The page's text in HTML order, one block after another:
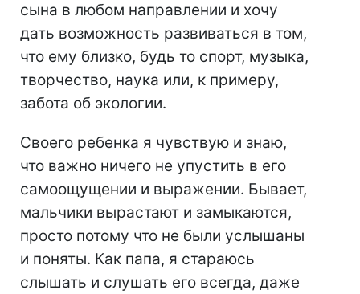
сына в любом направлении и хочу
дать возможность развиваться в том,
что ему близко, будь то спорт, музыка,
творчество, наука или, к примеру,
забота об экологии.
Своего ребенка я чувствую и знаю,
что важно ничего не упустить в его
самоощущении и выражении. Бывает,
мальчики вырастают и замыкаются,
просто потому что не были услышаны
и поняты. Как папа, я стараюсь
слышать и слушать его всегда, даже